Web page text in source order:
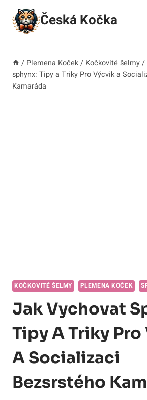
Přeskočit
obsah
Česká Kočka
/ Plemena Koček / Kočkovité šelmy /
sphynx: Tipy a Triky Pro Výcvik a
Kamaráda
KOČKOVITÉ ŠELMY PLEMENA KOČEK
Jak Vychovat
Tipy A Triky
A Socializaci
Bezsrstého